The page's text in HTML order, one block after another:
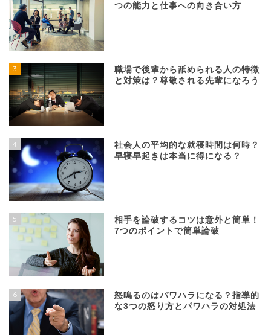
つの能力と仕事への向き合い方
3
職場で後輩から舐められる人の特徴
と対策は？尊敬される先輩になろう
4
社会人の平均的な就寝時間は何時？
早寝早起きは本当に得になる？
5
相手を論破するコツは意外と簡単！
7つのポイントで簡単論破
6
怒鳴るのはパワハラになる？指導的
な3つの怒り方とパワハラの対処法